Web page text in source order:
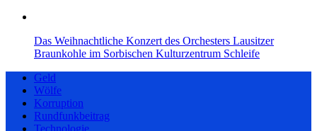
Das Weihnachtliche Konzert des Orchesters Lausitzer
Braunkohle im Sorbischen Kulturzentrum Schleife
Geld
Wölfe
Korruption
Rundfunkbeitrag
Technologie